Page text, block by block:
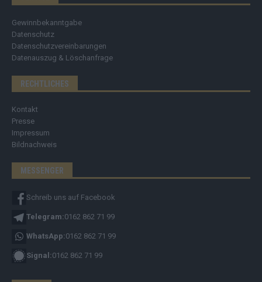
Gewinnbekanntgabe
Datenschutz
Datenschutzvereinbarungen
Datenauszug & Löschanfrage
RECHTLICHES
Kontakt
Presse
Impressum
Bildnachweis
MESSENGER
Schreib uns auf Facebook
Telegram:0162 862 71 99
WhatsApp:0162 862 71 99
Signal:0162 862 71 99